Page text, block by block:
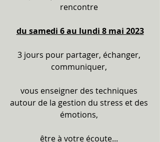
rencontre
du samedi 6 au lundi 8 mai 2023
3 jours pour partager, échanger,
communiquer,
vous enseigner des techniques
autour de la gestion du stress et des
émotions,
être à votre écoute...